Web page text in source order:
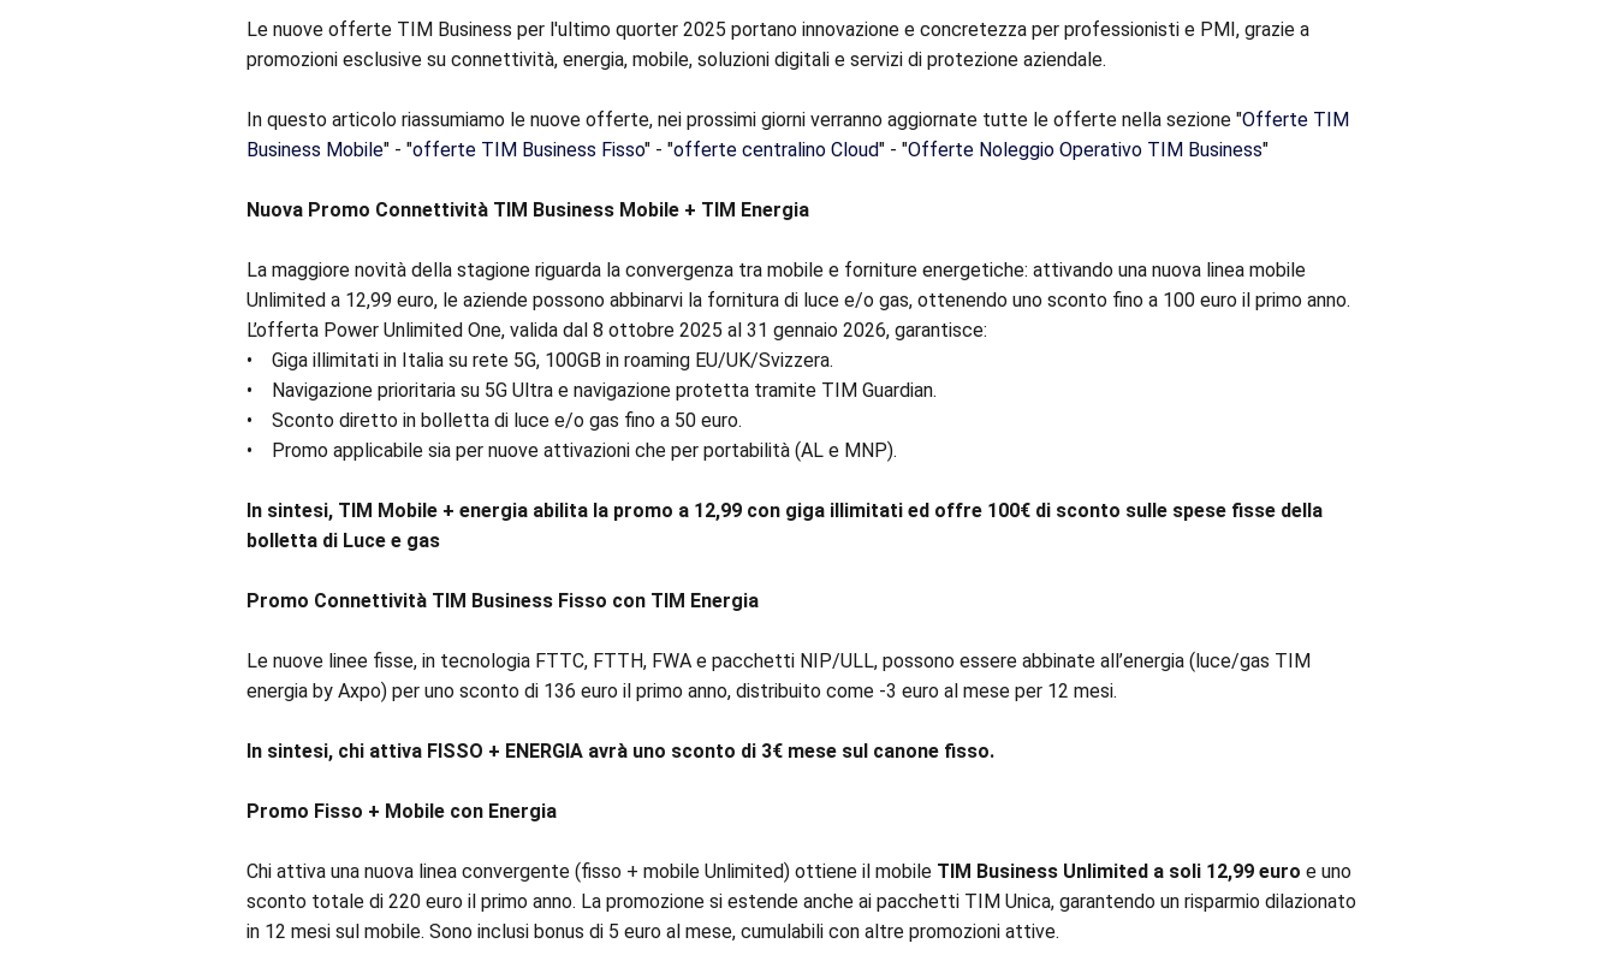
Le nuove offerte TIM Business per l'ultimo quorter 2025 portano innovazione e concretezza per professionisti e PMI, grazie a
promozioni esclusive su connettività, energia, mobile, soluzioni digitali e servizi di protezione aziendale.
In questo articolo riassumiamo le nuove offerte, nei prossimi giorni verranno aggiornate tutte le offerte nella sezione "Offerte TIM
Business Mobile" - "offerte TIM Business Fisso" - "offerte centralino Cloud" - "Offerte Noleggio Operativo TIM Business"
Nuova Promo Connettività TIM Business Mobile + TIM Energia
La maggiore novità della stagione riguarda la convergenza tra mobile e forniture energetiche: attivando una nuova linea mobile
Unlimited a 12,99 euro, le aziende possono abbinarvi la fornitura di luce e/o gas, ottenendo uno sconto fino a 100 euro il primo anno.
L’offerta Power Unlimited One, valida dal 8 ottobre 2025 al 31 gennaio 2026, garantisce:
• Giga illimitati in Italia su rete 5G, 100GB in roaming EU/UK/Svizzera.
• Navigazione prioritaria su 5G Ultra e navigazione protetta tramite TIM Guardian.
• Sconto diretto in bolletta di luce e/o gas fino a 50 euro.
• Promo applicabile sia per nuove attivazioni che per portabilità (AL e MNP).
In sintesi, TIM Mobile + energia abilita la promo a 12,99 con giga illimitati ed offre 100€ di sconto sulle spese fisse della
bolletta di Luce e gas
Promo Connettività TIM Business Fisso con TIM Energia
Le nuove linee fisse, in tecnologia FTTC, FTTH, FWA e pacchetti NIP/ULL, possono essere abbinate all’energia (luce/gas TIM
energia by Axpo) per uno sconto di 136 euro il primo anno, distribuito come -3 euro al mese per 12 mesi.
In sintesi, chi attiva FISSO + ENERGIA avrà uno sconto di 3€ mese sul canone fisso.
Promo Fisso + Mobile con Energia
Chi attiva una nuova linea convergente (fisso + mobile Unlimited) ottiene il mobile TIM Business Unlimited a soli 12,99 euro e uno
sconto totale di 220 euro il primo anno. La promozione si estende anche ai pacchetti TIM Unica, garantendo un risparmio dilazionato
in 12 mesi sul mobile. Sono inclusi bonus di 5 euro al mese, cumulabili con altre promozioni attive.